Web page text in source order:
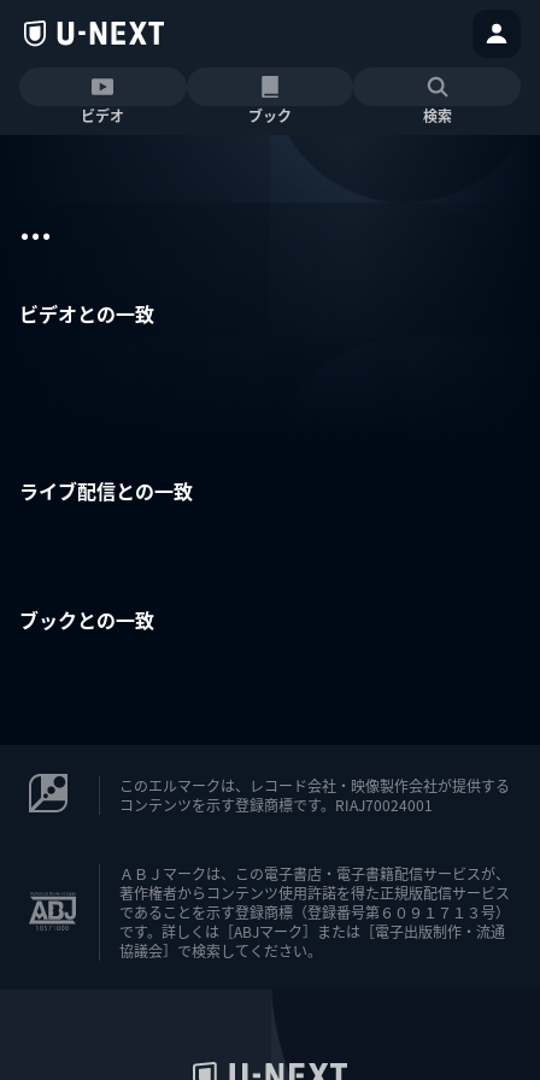
ビデオ ブック 検索
...
ビデオとの一致
ライブ配信との一致
ブックとの一致
このエルマークは、レコード会社・映像製作会社が提供する
コンテンツを示す登録商標です。RIAJ70024001
ＡＢＪマークは、この電子書店・電子書籍配信サービスが、
著作権者からコンテンツ使用許諾を得た正規版配信サービス
であることを示す登録商標（登録番号第６０９１７１３号）
です。詳しくは［ABJマーク］または［電子出版制作・流通
協議会］で検索してください。